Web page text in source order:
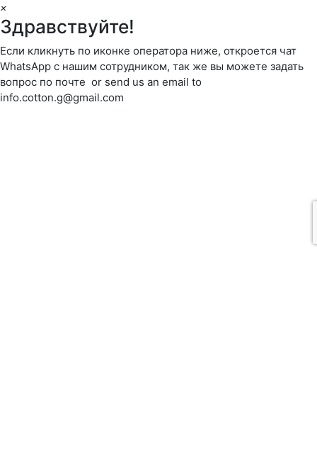
×
Здравствуйте!
Если кликнуть по иконке оператора ниже, откроется чат
WhatsApp с нашим сотрудником, так же вы можете задать
вопрос по почте or send us an email to
info.cotton.g@gmail.com